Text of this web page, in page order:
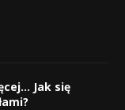
Jak się